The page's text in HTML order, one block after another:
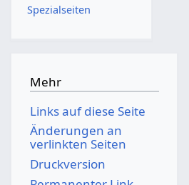
Spezialseiten
Mehr
Links auf diese Seite
Änderungen an
verlinkten Seiten
Druckversion